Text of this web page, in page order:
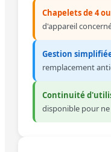
Chapelets de 4
d'appareil
Gestion
remplacement
Continuité
disponible pour